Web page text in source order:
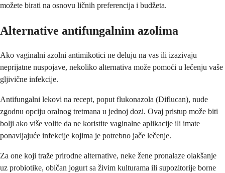
možete birati na osnovu ličnih preferencija i budžeta.
Alternative antifungalnim azolima
Ako vaginalni azolni antimikotici ne deluju na vas ili izazivaju
neprijatne nuspojave, nekoliko alternativa može pomoći u lečenju vaše
gljivične infekcije.
Antifungalni lekovi na recept, poput flukonazola (Diflucan), nude
zgodnu opciju oralnog tretmana u jednoj dozi. Ovaj pristup može biti
bolji ako više volite da ne koristite vaginalne aplikacije ili imate
ponavljajuće infekcije kojima je potrebno jače lečenje.
Za one koji traže prirodne alternative, neke žene pronalaze olakšanje
uz probiotike, običan jogurt sa živim kulturama ili supozitorije borne